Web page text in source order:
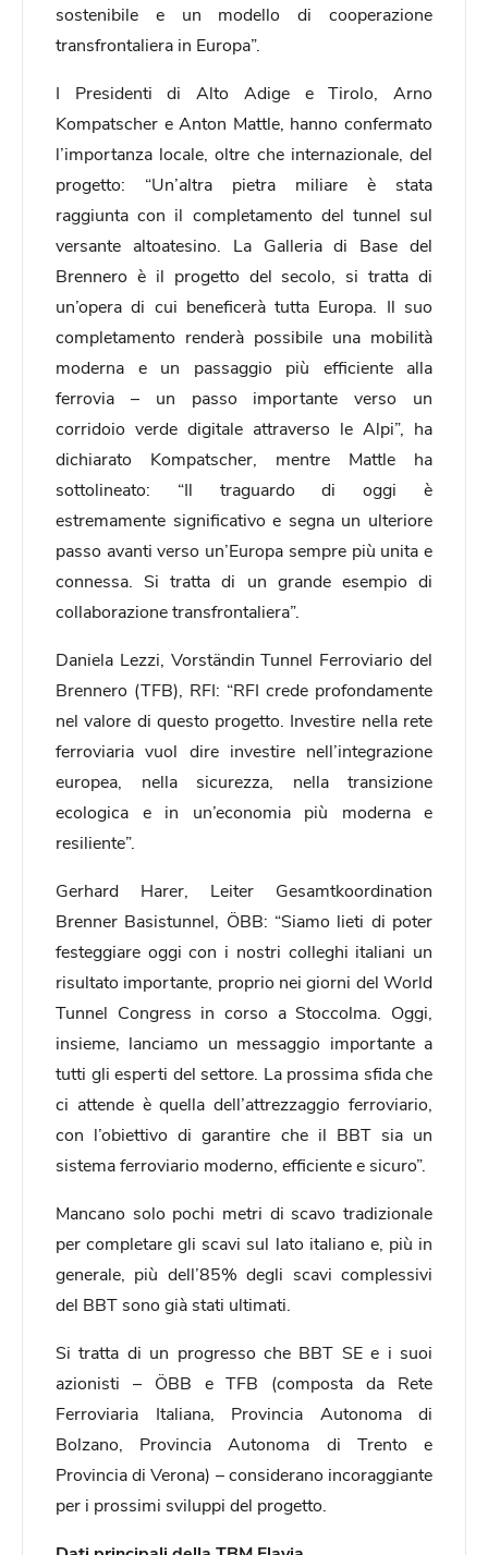
sostenibile e un modello di cooperazione
transfrontaliera in Europa”.
I Presidenti di Alto Adige e Tirolo, Arno
Kompatscher e Anton Mattle, hanno confermato
l’importanza locale, oltre che internazionale, del
progetto: “Un’altra pietra miliare è stata
raggiunta con il completamento del tunnel sul
versante altoatesino. La Galleria di Base del
Brennero è il progetto del secolo, si tratta di
un’opera di cui beneficerà tutta Europa. Il suo
completamento renderà possibile una mobilità
moderna e un passaggio più efficiente alla
ferrovia – un passo importante verso un
corridoio verde digitale attraverso le Alpi”, ha
dichiarato Kompatscher, mentre Mattle ha
sottolineato: “Il traguardo di oggi è
estremamente significativo e segna un ulteriore
passo avanti verso un’Europa sempre più unita e
connessa. Si tratta di un grande esempio di
collaborazione transfrontaliera”.
Daniela Lezzi, Vorständin Tunnel Ferroviario del
Brennero (TFB), RFI: “RFI crede profondamente
nel valore di questo progetto. Investire nella rete
ferroviaria vuol dire investire nell’integrazione
europea, nella sicurezza, nella transizione
ecologica e in un’economia più moderna e
resiliente”.
Gerhard Harer, Leiter Gesamtkoordination
Brenner Basistunnel, ÖBB: “Siamo lieti di poter
festeggiare oggi con i nostri colleghi italiani un
risultato importante, proprio nei giorni del World
Tunnel Congress in corso a Stoccolma. Oggi,
insieme, lanciamo un messaggio importante a
tutti gli esperti del settore. La prossima sfida che
ci attende è quella dell’attrezzaggio ferroviario,
con l’obiettivo di garantire che il BBT sia un
sistema ferroviario moderno, efficiente e sicuro”.
Mancano solo pochi metri di scavo tradizionale
per completare gli scavi sul lato italiano e, più in
generale, più dell’85% degli scavi complessivi
del BBT sono già stati ultimati.
Si tratta di un progresso che BBT SE e i suoi
azionisti – ÖBB e TFB (composta da Rete
Ferroviaria Italiana, Provincia Autonoma di
Bolzano, Provincia Autonoma di Trento e
Provincia di Verona) – considerano incoraggiante
per i prossimi sviluppi del progetto.